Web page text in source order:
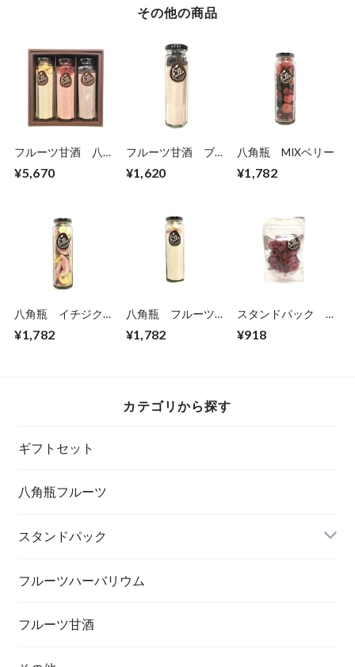
その他の商品
フルーツ甘酒 八角
¥5,670
フルーツ甘酒 ブル
¥1,620
八角瓶 MIXベリー
¥1,782
八角瓶 イチジク/
¥1,782
八角瓶 フルーツシ
¥1,782
スタンドパック ミ
¥918
カテゴリから探す
ギフトセット
八角瓶フルーツ
スタンドパック
フルーツハーバリウム
フルーツ甘酒